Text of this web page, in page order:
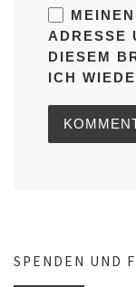
ADRESSE
DIESEM
ICH
SPENDEN UND